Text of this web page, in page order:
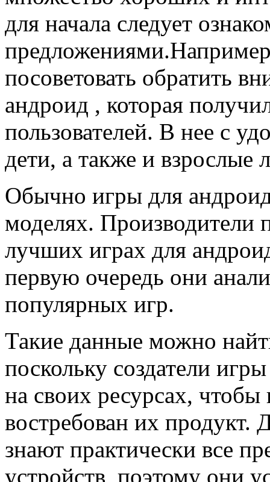
для начала следует
предложениями.
посоветовать обратить
андроид , которая
пользователей. В нее с
дети, а также и взрослые
Обычно игры для
моделях.
лучших играх для
первую очередь они
популярных игр.
Такие данные можно
поскольку создатели
на своих ресурсах, чтобы
востребован их продукт.
знают практически все
устройств, поэтому они